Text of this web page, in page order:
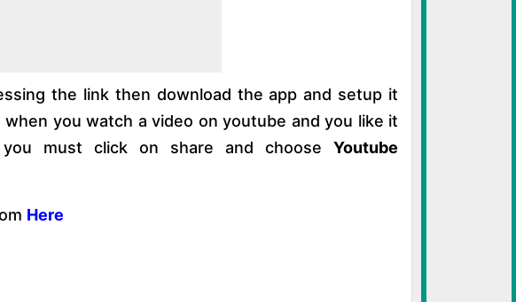
the link then download the app and setup it
you watch a video on youtube and you like it
must click on share and choose Youtube
Here